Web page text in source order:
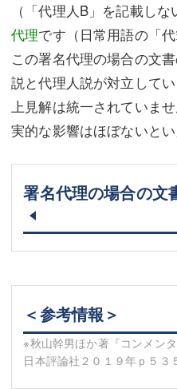
（「代理人B」を記載し
代理です（日常用語の「
この署名代理の場合の文
説と代理人説が対立して
上見解は統一されていま
実的な影響はほぼないとい
署名代理の場合の
＜参考情報＞
※秋山幹男ほか著『コンメン
日本評論社２０１９年ｐ５３